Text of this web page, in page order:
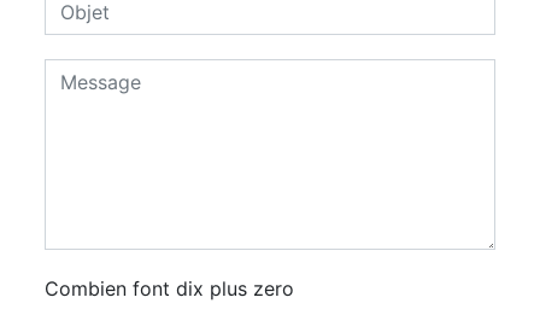
Combien font dix plus zero